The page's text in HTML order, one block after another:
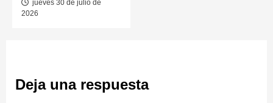
jueves 30 de julio de
2026
Deja una respuesta